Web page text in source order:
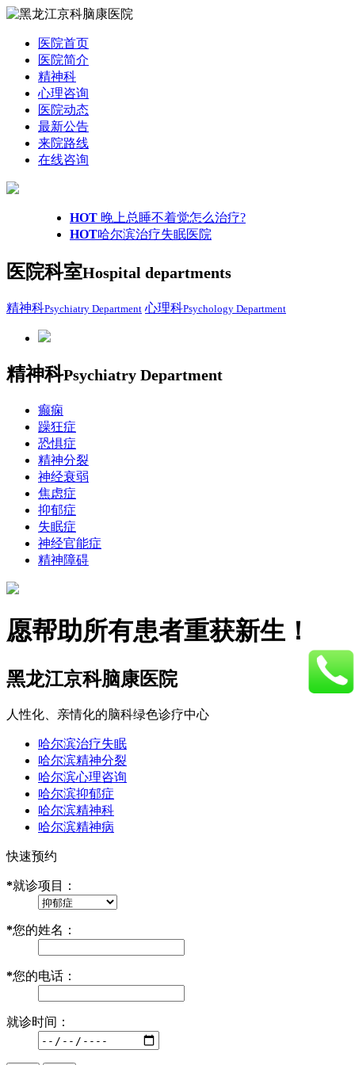
医院首页
医院简介
精神科
心理咨询
医院动态
最新公告
来院路线
在线咨询
HOT 晚上总睡不着觉怎么治疗?
HOT哈尔滨治疗失眠医院
医院科室Hospital departments
精神科Psychiatry Department 心理科Psychology Department
精神科Psychiatry Department
癫痫
躁狂症
恐惧症
精神分裂
神经衰弱
焦虑症
抑郁症
失眠症
神经官能症
精神障碍
愿帮助所有患者重获新生！
黑龙江京科脑康医院
人性化、亲情化的脑科绿色诊疗中心
哈尔滨治疗失眠
哈尔滨精神分裂
哈尔滨心理咨询
哈尔滨抑郁症
哈尔滨精神科
哈尔滨精神病
快速预约
*就诊项目：
*您的姓名：
*您的电话：
就诊时间：